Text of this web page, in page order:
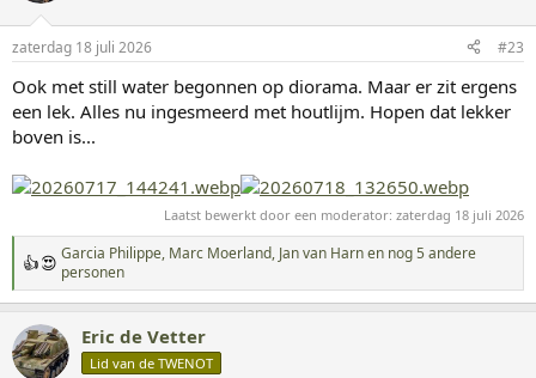
i
n
g
e
:
zaterdag 18 juli 2026 #23
Ook met still water begonnen op diorama. Maar er zit ergens
een lek. Alles nu ingesmeerd met houtlijm. Hopen dat lekker
boven is...
Laatst bewerkt door een moderator: zaterdag 18 juli 2026
W
a
a
r
d
e
Garcia Philippe, Marc Moerland, Jan van Harnen nog 5 andere
personen
Eric de Vetter
Lid van de TWENOT